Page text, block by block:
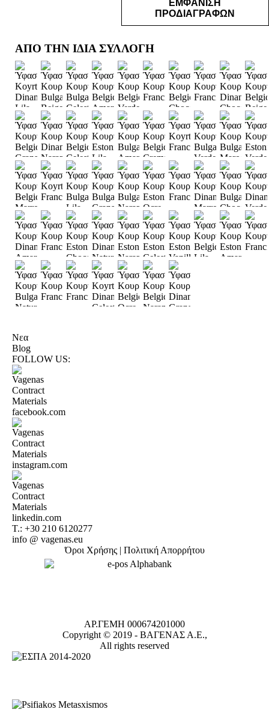
ΕΜΦΑΝΙΣΗ
ΠΡΟΔΙΑΓΡΑΦΩΝ
ΑΠΟ ΤΗΝ ΙΔΙΑ ΣΥΛΛΟΓΗ
Νεα
Blog
FOLLOW US:
T.: +30 210 6120277
info @ vagenas.eu
Όροι Χρήσης | Πολιτική Απορρήτου
ΑΡ.ΓΕΜΗ 000674201000
Copyright © 2019 - ΒΑΓΕΝΑΣ Α.Ε.,
All rights reserved